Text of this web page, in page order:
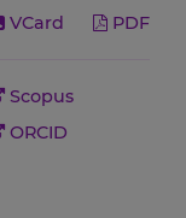
VCard PDF
Scopus
ORCID